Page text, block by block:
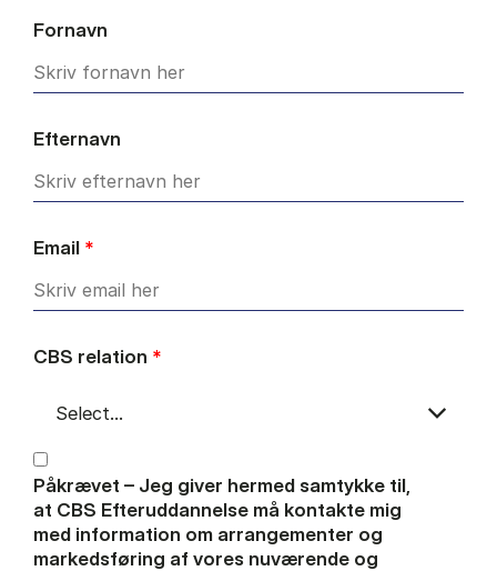
Fornavn
Efternavn
Email *
CBS relation *
Påkrævet – Jeg giver hermed samtykke til,
at CBS Efteruddannelse må kontakte mig
med information om arrangementer og
markedsføring af vores nuværende og